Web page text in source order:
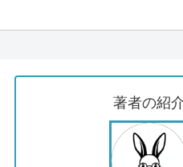
著者の紹